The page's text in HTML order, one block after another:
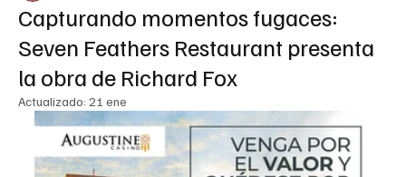
Capturando momentos fugaces:
Seven Feathers Restaurant presenta
la obra de Richard Fox
Actualizado: 21 ene